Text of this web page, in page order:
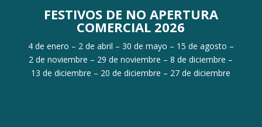
FESTIVOS DE NO APERTURA
COMERCIAL 2026
4 de enero – 2 de abril – 30 de mayo – 15 de agosto –
2 de noviembre – 29 de noviembre – 8 de diciembre –
13 de diciembre – 20 de diciembre – 27 de diciembre